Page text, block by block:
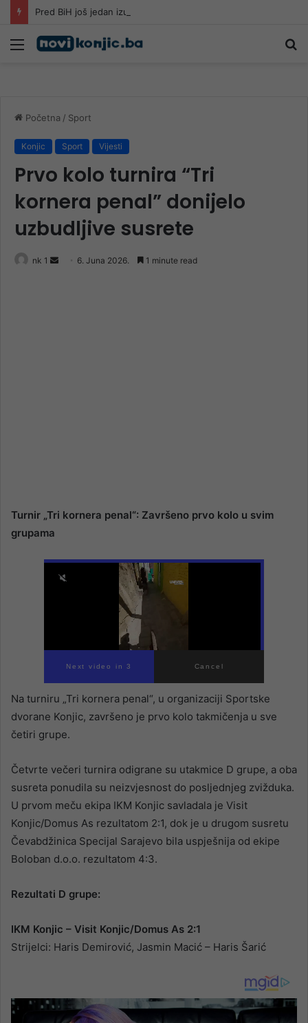
Meni
Početna / Sport
Konjic Sport Vijesti
Prvo kolo turnira “Tri
kornera penal” donijelo
uzbudljive susrete
nk 1
Send 6. Juna 2026. 1 minute read
Turnir „Tri kornera penal“: Završeno prvo kolo u svim
grupama
Next video in 2 Cancel
Na turniru „Tri kornera penal“, u organizaciji Sportske
dvorane Konjic, završeno je prvo kolo takmičenja u sve
četiri grupe.
Četvrte večeri turnira odigrane su utakmice D grupe, a oba
susreta ponudila su neizvjesnost do posljednjeg zvižduka.
U prvom meču ekipa IKM Konjic savladala je Visit
Konjic/Domus As rezultatom 2:1, dok je u drugom susretu
Čevabdžinica Specijal Sarajevo bila uspješnija od ekipe
Boloban d.o.o. rezultatom 4:3.
Rezultati D grupe:
IKM Konjic – Visit Konjic/Domus As 2:1
Strijelci: Haris Demirović, Jasmin Macić – Haris Šarić